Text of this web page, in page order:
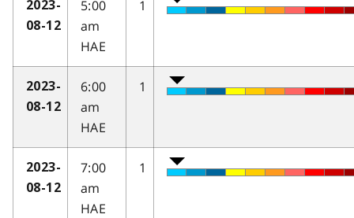
2023-
08-12
5:00
am
HAE
1
2023-
08-12
6:00
am
HAE
1
2023-
08-12
7:00
am
HAE
1